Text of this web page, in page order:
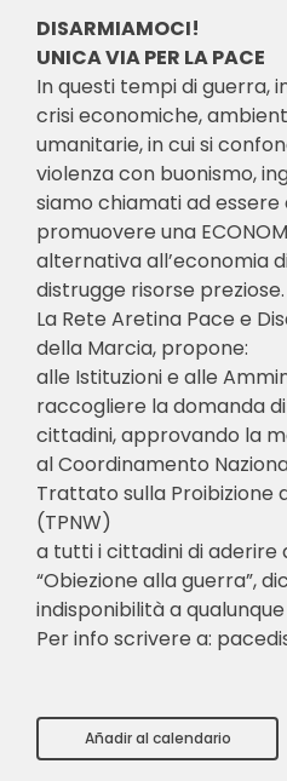
DISARMIAMOCI!
UNICA VIA PER LA PACE
In questi tempi di guerra,
crisi economiche,
umanitarie, in cui si
violenza con buonismo,
siamo chiamati ad essere
promuovere una
alternativa all’economia
distrugge risorse preziose.
La Rete Aretina Pace e
della Marcia, propone:
alle Istituzioni e alle
raccogliere la domanda
cittadini, approvando la
al Coordinamento
Trattato sulla Proibizione
(TPNW)
a tutti i cittadini di aderire
“Obiezione alla guerra”,
indisponibilità a
Per info scrivere a:
Añadir al calendario